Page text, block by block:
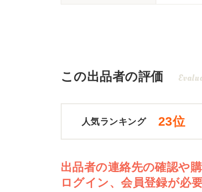
この出品者の評価
人気ランキング 23位
出品者の連絡先の確認や
ログイン、会員登録が必要